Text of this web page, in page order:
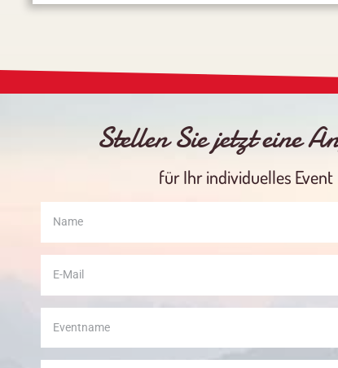
Stellen Sie jetzt eine
für Ihr individuelles Event